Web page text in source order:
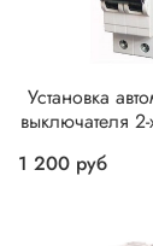
Установка
выключателя
1 200 руб